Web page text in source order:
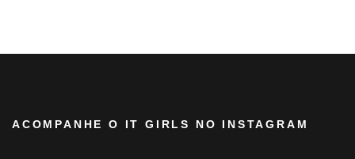
ACOMPANHE O IT GIRLS NO INSTAGRAM